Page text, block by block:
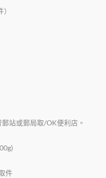
站或郵局取/OK便利店。
件